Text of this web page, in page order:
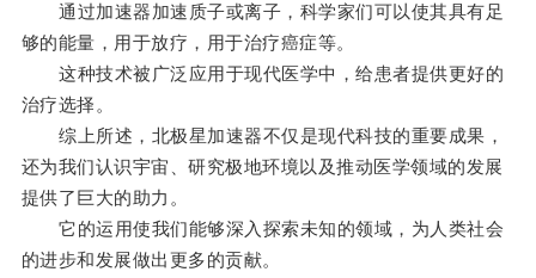
通过加速器加速质子或离子，科学家们可以使其具有足
够的能量，用于放疗，用于治疗癌症等。
这种技术被广泛应用于现代医学中，给患者提供更好的
治疗选择。
综上所述，北极星加速器不仅是现代科技的重要成果，
还为我们认识宇宙、研究极地环境以及推动医学领域的发展
提供了巨大的助力。
它的运用使我们能够深入探索未知的领域，为人类社会
的进步和发展做出更多的贡献。